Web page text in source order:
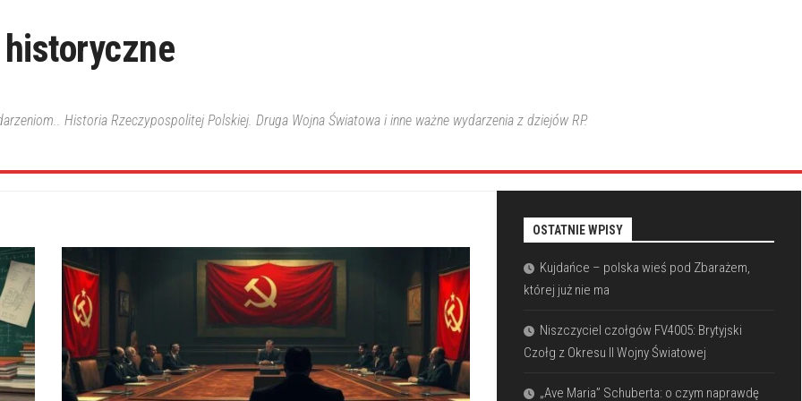
Historia Rzeczypospolitej Polskiej. Druga Wojna Światowa i inne ważne wydarzenia z dziejów RP.
OSTATNIE WPISY
Kujdańce – polska wieś pod Zbarażem,
której już nie ma
Niszczyciel czołgów FV4005: Brytyjski
Czołg z Okresu II Wojny Światowej
„Ave Maria” Schuberta: o czym naprawdę